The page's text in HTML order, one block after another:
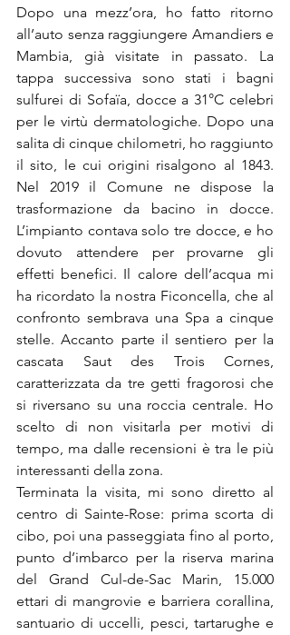
Dopo una mezz’ora, ho fatto ritorno
all’auto senza raggiungere Amandiers e
Mambia, già visitate in passato. La
tappa successiva sono stati i bagni
sulfurei di Sofaïa, docce a 31°C celebri
per le virtù dermatologiche. Dopo una
salita di cinque chilometri, ho raggiunto
il sito, le cui origini risalgono al 1843.
Nel 2019 il Comune ne dispose la
trasformazione da bacino in docce.
L’impianto contava solo tre docce, e ho
dovuto attendere per provarne gli
effetti benefici. Il calore dell’acqua mi
ha ricordato la nostra Ficoncella, che al
confronto sembrava una Spa a cinque
stelle. Accanto parte il sentiero per la
cascata Saut des Trois Cornes,
caratterizzata da tre getti fragorosi che
si riversano su una roccia centrale. Ho
scelto di non visitarla per motivi di
tempo, ma dalle recensioni è tra le più
interessanti della zona.
Terminata la visita, mi sono diretto al
centro di Sainte-Rose: prima scorta di
cibo, poi una passeggiata fino al porto,
punto d’imbarco per la riserva marina
del Grand Cul-de-Sac Marin, 15.000
ettari di mangrovie e barriera corallina,
santuario di uccelli, pesci, tartarughe e